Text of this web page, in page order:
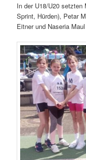
In der U18/U20 setzten
Sprint, Hürden), Petar
Eitner und Naseria